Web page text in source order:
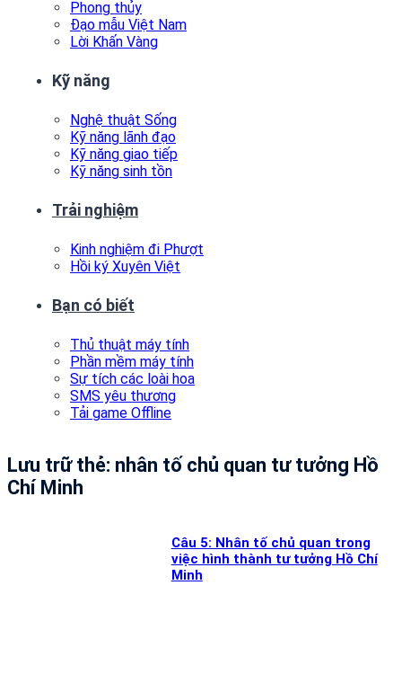
Phong thủy
Đạo mẫu Việt Nam
Lời Khấn Vàng
Kỹ năng
Nghệ thuật Sống
Kỹ năng lãnh đạo
Kỹ năng giao tiếp
Kỹ năng sinh tồn
Trải nghiệm
Kinh nghiệm đi Phượt
Hồi ký Xuyên Việt
Bạn có biết
Thủ thuật máy tính
Phần mềm máy tính
Sự tích các loài hoa
SMS yêu thương
Tải game Offline
Lưu trữ thẻ: nhân tố chủ quan tư tưởng Hồ
Chí Minh
Câu 5: Nhân tố chủ quan trong
việc hình thành tư tưởng Hồ Chí
Minh